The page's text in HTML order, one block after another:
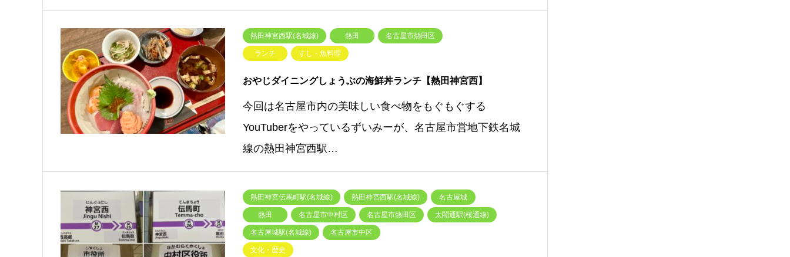
熱田神宮西駅(名城線) 熱田 名古屋市熱田区
ランチ すし・魚料理
おやじダイニングしょうぶの海鮮丼ランチ【熱田神宮西】
今回は名古屋市内の美味しい食べ物をもぐもぐする
YouTuberをやっているずいみーが、名古屋市営地下鉄名城
線の熱田神宮西駅…
熱田神宮伝馬町駅(名城線) 熱田神宮西駅(名城線) 名古屋城
熱田 名古屋市中村区 名古屋市熱田区 太閤通駅(桜通線)
名古屋城駅(名城線) 名古屋市中区
文化・歴史